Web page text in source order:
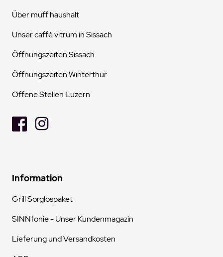
Über muff haushalt
Unser caffé vitrum in Sissach
Öffnungszeiten Sissach
Öffnungszeiten Winterthur
Offene Stellen Luzern
Information
Grill Sorglospaket
SINNfonie - Unser Kundenmagazin
Lieferung und Versandkosten